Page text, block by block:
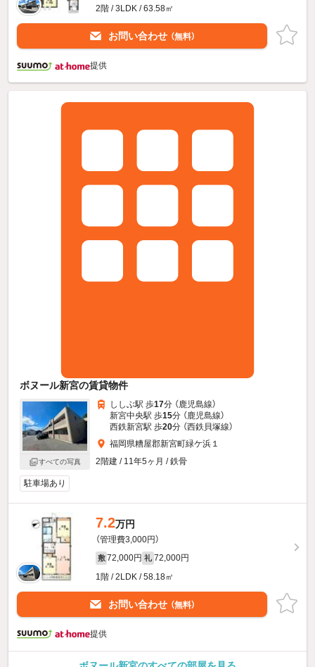
2階 / 3LDK / 63.58㎡
お問い合わせ （無料）
提供
ボヌール新宮の賃貸物件
すべての写真
ししぶ駅 歩17分 （鹿児島線）
新宮中央駅 歩15分 （鹿児島線）
西鉄新宮駅 歩20分 （西鉄貝塚線）
福岡県糟屋郡新宮町緑ケ浜１
2階建 / 11年5ヶ月 / 鉄骨
駐車場あり
7.2万円
（管理費3,000円）
敷 72,000円 礼 72,000円
1階 / 2LDK / 58.18㎡
お問い合わせ （無料）
提供